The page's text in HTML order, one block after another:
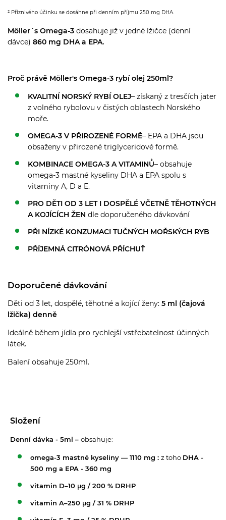
² Příznivého účinku se dosáhne při denním příjmu 250 mg DHA.
Möller´s Omega-3 dosahuje již v jedné lžičce (denní
dávce) 860 mg DHA a EPA.
Proč právě Möller's Omega-3 rybí olej 250ml?
KVALITNÍ NORSKÝ RYBÍ OLEJ– získaný z tresčích jater
z volného rybolovu v čistých oblastech Norského
moře.
OMEGA-3 V PŘIROZENÉ FORMĚ– EPA a DHA jsou
obsaženy v přirozené triglyceridové formě.
KOMBINACE OMEGA-3 A VITAMINŮ– obsahuje
omega-3 mastné kyseliny DHA a EPA spolu s
vitaminy A, D a E.
PRO DĚTI OD 3 LET I DOSPĚLÉ VČETNĚ TĚHOTNÝCH
A KOJÍCÍCH ŽEN dle doporučeného dávkování
PŘI NÍZKÉ KONZUMACI TUČNÝCH MOŘSKÝCH RYB
PŘÍJEMNÁ CITRÓNOVÁ PŘÍCHUŤ
Doporučené dávkování
Děti od 3 let, dospělé, těhotné a kojící ženy: 5 ml (čajová
lžička) denně
Ideálně během jídla pro rychlejší vstřebatelnost účinných
látek.
Balení obsahuje 250ml.
Složení
Denní dávka - 5ml – obsahuje:
omega-3 mastné kyseliny — 1110 mg : z toho DHA -
500 mg a EPA - 360 mg
vitamin D–10 μg / 200 % DRHP
vitamin A–250 μg / 31 % DRHP